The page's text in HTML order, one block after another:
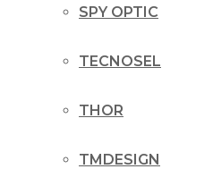
SPY OPTIC
TECNOSEL
THOR
TMDESIGN